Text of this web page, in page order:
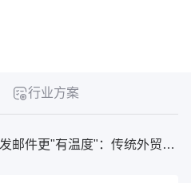
行业方案
让批量群发邮件更"有温度"：传统外贸沟通中的内容策略升级